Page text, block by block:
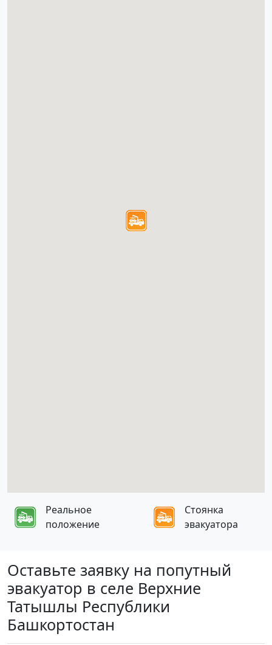
Реальное
положение
Стоянка
эвакуатора
Оставьте заявку на попутный
эвакуатор в селе Верхние
Татышлы Республики
Башкортостан